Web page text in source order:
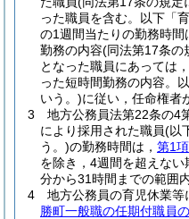
った職員を含む。以下「
の1週間当たりの勤務時
勤務の内容(同法第17条の
となった職員にあっては
った短時間勤務の内容。
いう。)に従い，任命権者
3
地方公務員法第22条の4
により採用された職員(以
う。)の勤務時間は， 第1項
を除き，4週間を超えな
分から31時間までの範囲
4
地方公務員の育児休業
勝町一般職の任期付職員